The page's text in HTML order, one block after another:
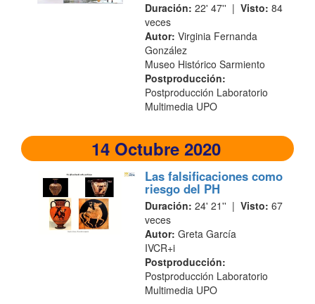
Duración: 22' 47'' | Visto: 84
veces
Autor: Virginia Fernanda
González
Museo Histórico Sarmiento
Postproducción:
Postproducción Laboratorio
Multimedia UPO
14 Octubre 2020
Las falsificaciones como
riesgo del PH
Duración: 24' 21'' | Visto: 67
veces
Autor: Greta García
IVCR+i
Postproducción:
Postproducción Laboratorio
Multimedia UPO